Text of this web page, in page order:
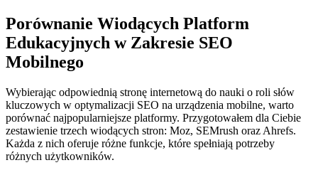
Porównanie Wiodących Platform
Edukacyjnych w Zakresie SEO
Mobilnego
Wybierając odpowiednią stronę internetową do nauki o roli słów
kluczowych w optymalizacji SEO na urządzenia mobilne, warto
porównać najpopularniejsze platformy. Przygotowałem dla Ciebie
zestawienie trzech wiodących stron: Moz, SEMrush oraz Ahrefs.
Każda z nich oferuje różne funkcje, które spełniają potrzeby
różnych użytkowników.